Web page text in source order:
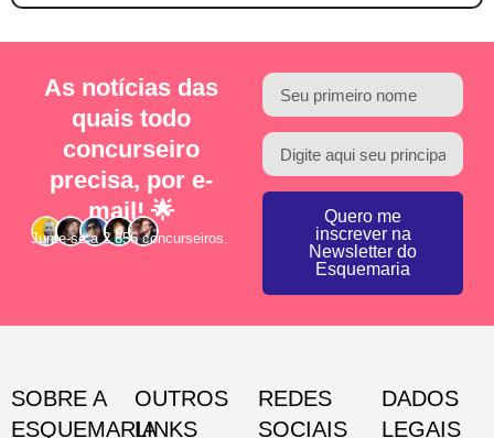
As notícias das
quais todo
concurseiro
precisa, por e-
mail! 🌟
Junte-se a 2.856 concurseiros.
Quero me
inscrever na
Newsletter do
Esquemaria
SOBRE A
ESQUEMARIA
OUTROS
LINKS
REDES
SOCIAIS
DADOS
LEGAIS